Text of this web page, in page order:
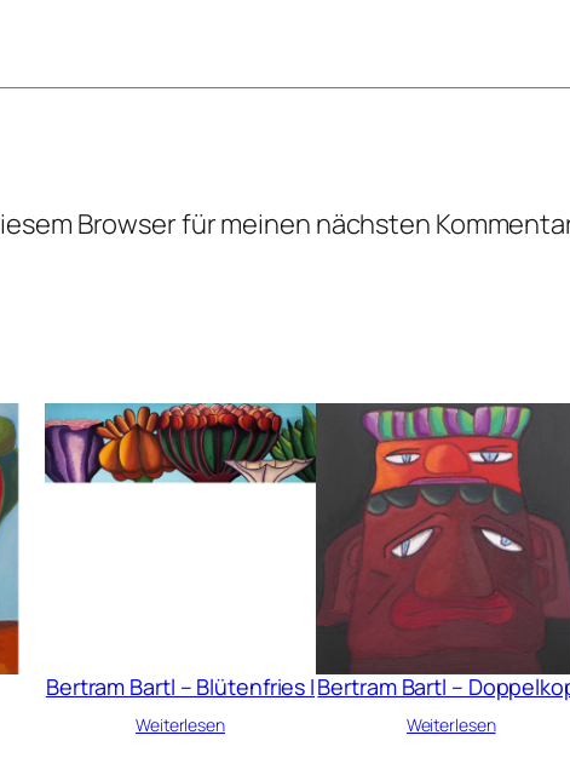
Browser für meinen nächsten
Bertram Bartl – Blütenfries I
Weiterlesen
Bertram Bartl –
Weiterlesen